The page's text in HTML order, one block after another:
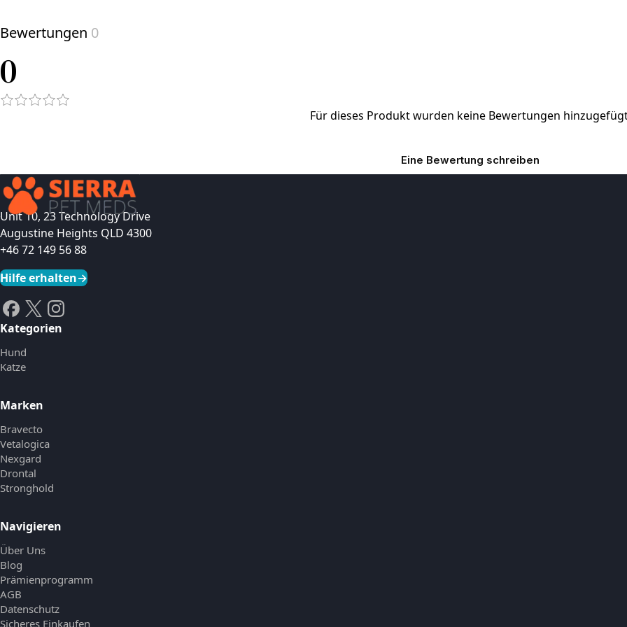
Bewertungen 0
0
Für dieses Produkt wurden keine Bewertungen
Eine Bewertung schreiben
Unit 10, 23 Technology Drive
Augustine Heights QLD 4300
+46 72 149 56 88
Hilfe erhalten→
Kategorien
Hund
Katze
Marken
Bravecto
Vetalogica
Nexgard
Drontal
Stronghold
Navigieren
Über Uns
Blog
Prämienprogramm
AGB
Datenschutz
Sicheres Einkaufen